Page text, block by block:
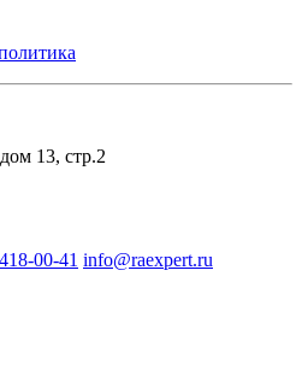
13, стр.2
00-41 info@raexpert.ru